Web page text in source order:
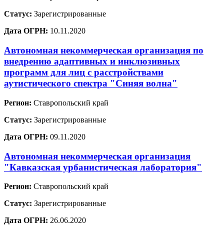
Статус: Зарегистрированные
Дата ОГРН: 10.11.2020
Автономная некоммерческая организация по
внедрению адаптивных и инклюзивных
программ для лиц с расстройствами
аутистического спектра "Синяя волна"
Регион: Ставропольский край
Статус: Зарегистрированные
Дата ОГРН: 09.11.2020
Автономная некоммерческая организация
"Кавказская урбанистическая лаборатория"
Регион: Ставропольский край
Статус: Зарегистрированные
Дата ОГРН: 26.06.2020